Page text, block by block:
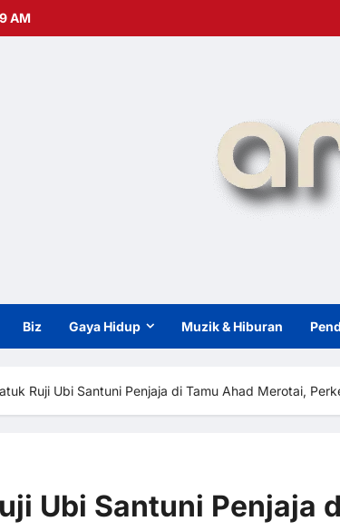
AM
Biz Gaya Hidup Muzik & Hiburan
Ruji Ubi Santuni Penjaja di Tamu Ahad Merotai,
Ubi Santuni Penjaja